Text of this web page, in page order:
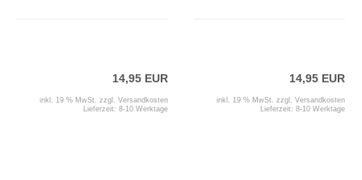
14,95 EUR
inkl. 19 % MwSt. zzgl. Versandkosten
Lieferzeit: 8-10 Werktage
14,95 EUR
inkl. 19 % MwSt. zzgl. Versandkosten
Lieferzeit: 8-10 Werktage